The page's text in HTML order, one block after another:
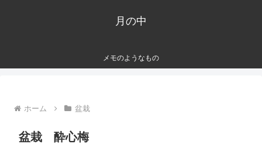
月の中
メモのようなもの
ホーム 盆栽
盆栽 酔心梅